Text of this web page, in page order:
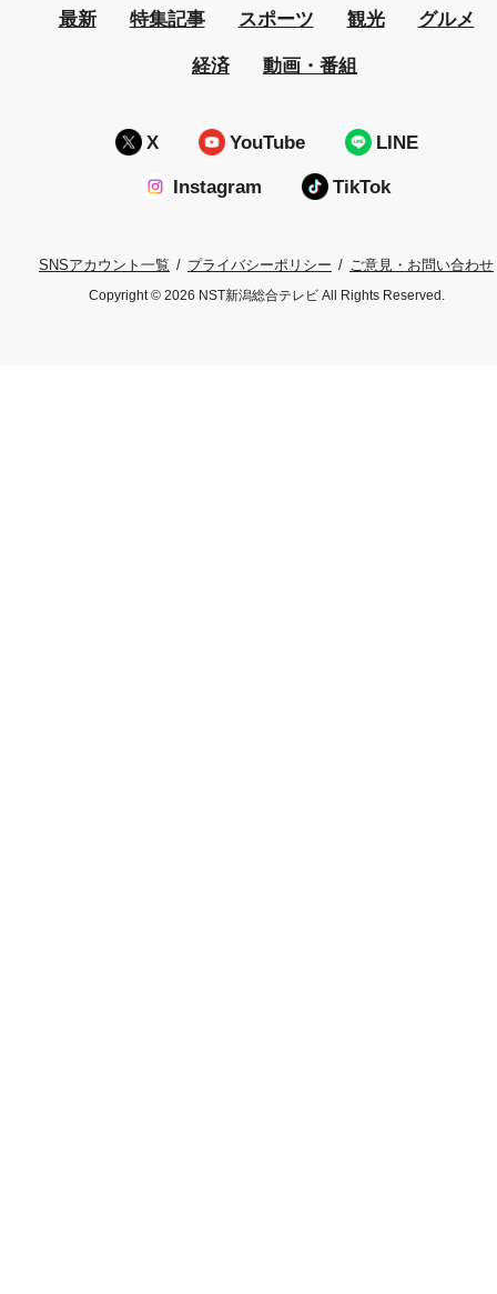
最新 特集記事 スポーツ 観光 グルメ
経済 動画・番組
X YouTube LINE
Instagram TikTok
SNSアカウント一覧 プライバシーポリシー ご意見・お問い合わせ
Copyright © 2026 NST新潟総合テレビ All Rights Reserved.